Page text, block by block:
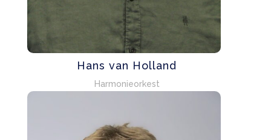
Hans van Holland
Harmonieorkest